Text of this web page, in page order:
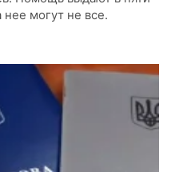
нее могут не все.